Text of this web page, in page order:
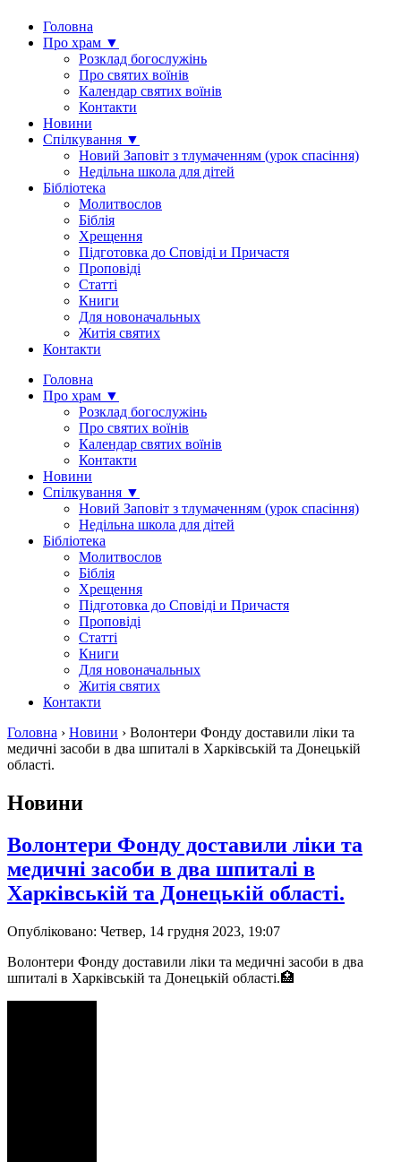
Головна
Про храм ▼
Розклад богослужінь
Про святих воїнів
Календар святих воїнів
Контакти
Новини
Спілкування ▼
Новий Заповіт з тлумаченням (урок спасіння)
Недільна школа для дітей
Бібліотека
Молитвослов
Біблія
Хрещення
Підготовка до Сповіді и Причастя
Проповіді
Статті
Книги
Для новоначальных
Житія святих
Контакти
Головна
Про храм ▼
Розклад богослужінь
Про святих воїнів
Календар святих воїнів
Контакти
Новини
Спілкування ▼
Новий Заповіт з тлумаченням (урок спасіння)
Недільна школа для дітей
Бібліотека
Молитвослов
Біблія
Хрещення
Підготовка до Сповіді и Причастя
Проповіді
Статті
Книги
Для новоначальных
Житія святих
Контакти
Головна › Новини › Волонтери Фонду доставили ліки та
медичні засоби в два шпиталі в Харківській та Донецькій
області.
Новини
Волонтери Фонду доставили ліки та
медичні засоби в два шпиталі в
Харківській та Донецькій області.
Опубліковано: Четвер, 14 грудня 2023, 19:07
Волонтери Фонду доставили ліки та медичні засоби в два
шпиталі в Харківській та Донецькій області.🏥